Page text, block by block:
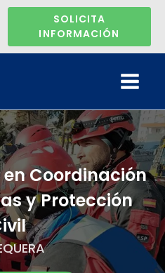
SOLICITA
INFORMACIÓN
Coordinación
y Protección